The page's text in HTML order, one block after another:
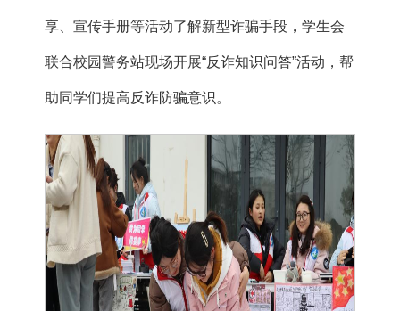
享、宣传手册等活动了解新型诈骗手段，学生会
联合校园警务站现场开展“反诈知识问答”活动，帮
助同学们提高反诈防骗意识。